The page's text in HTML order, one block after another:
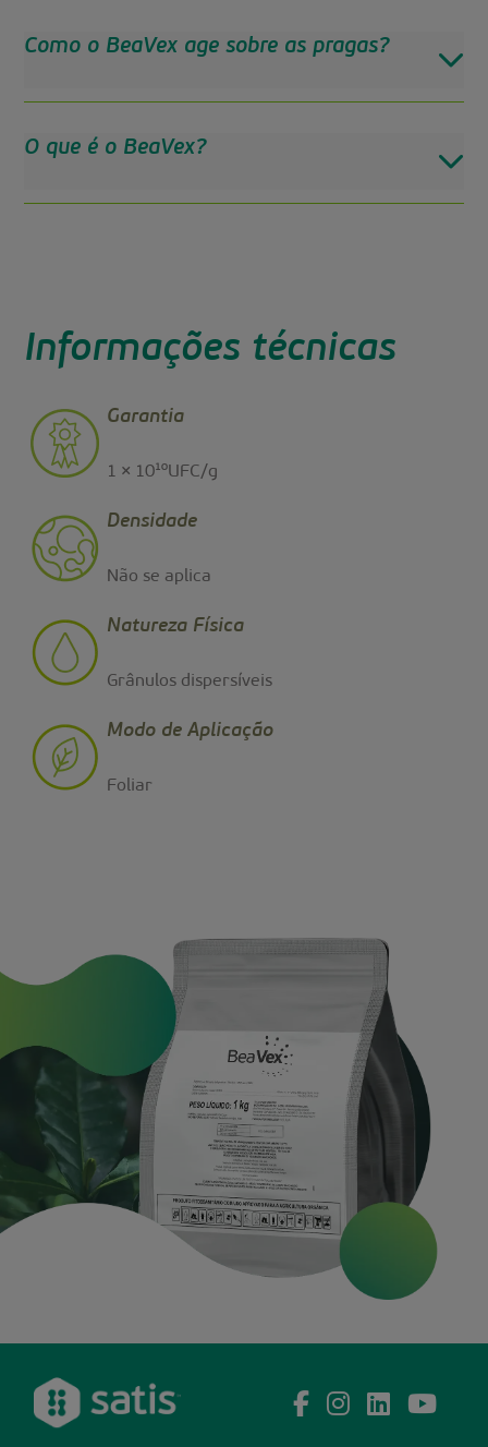
Como o BeaVex age sobre as pragas?
O que é o BeaVex?
Informações técnicas
Garantia
1 × 10¹⁰UFC/g
Densidade
Não se aplica
Natureza Física
Grânulos dispersíveis
Modo de Aplicação
Foliar